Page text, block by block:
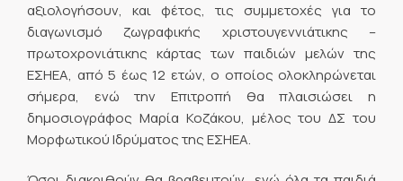
αξιολογήσουν, και φέτος, τις συμμετοχές για το
διαγωνισμό ζωγραφικής χριστουγεννιάτικης –
πρωτοχρονιάτικης κάρτας των παιδιών μελών της
ΕΣΗΕΑ, από 5 έως 12 ετών, ο οποίος ολοκληρώνεται
σήμερα, ενώ την Επιτροπή θα πλαισιώσει η
δημοσιογράφος Μαρία Κοζάκου, μέλος του ΔΣ του
Μορφωτικού Ιδρύματος της ΕΣΗΕΑ.